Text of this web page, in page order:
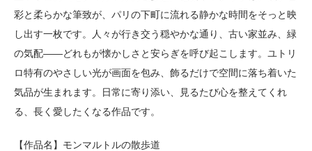
彩と柔らかな筆致が、パリの下町に流れる静かな時間をそっと映
し出す一枚です。人々が行き交う穏やかな通り、古い家並み、緑
の気配――どれもが懐かしさと安らぎを呼び起こします。ユトリ
ロ特有のやさしい光が画面を包み、飾るだけで空間に落ち着いた
気品が生まれます。日常に寄り添い、見るたび心を整えてくれ
る、長く愛したくなる作品です。
【作品名】モンマルトルの散歩道